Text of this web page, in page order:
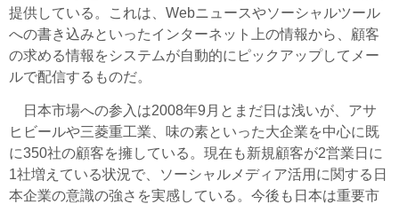
提供している。これは、Webニュースやソーシャルツール
への書き込みといったインターネット上の情報から、顧客
の求める情報をシステムが自動的にピックアップしてメー
ルで配信するものだ。
日本市場への参入は2008年9月とまだ日は浅いが、アサ
ヒビールや三菱重工業、味の素といった大企業を中心に既
に350社の顧客を擁している。現在も新規顧客が2営業日に
1社増えている状況で、ソーシャルメディア活用に関する日
本企業の意識の強さを実感している。今後も日本は重要市